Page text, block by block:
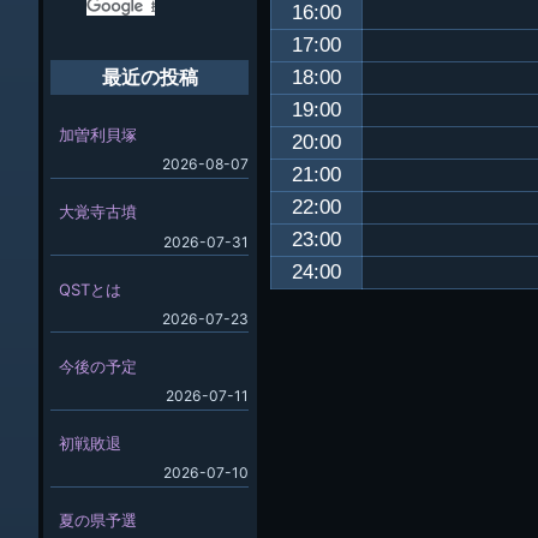
16:00
17:00
18:00
19:00
20:00
21:00
22:00
23:00
24:00
最近の投稿
加曽利貝塚
2026-08-07
大覚寺古墳
2026-07-31
QSTとは
2026-07-23
今後の予定
2026-07-11
初戦敗退
2026-07-10
夏の県予選